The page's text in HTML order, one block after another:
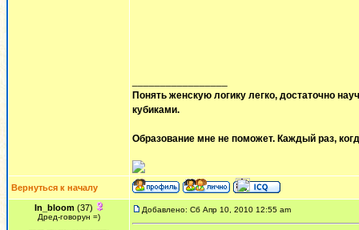
Понять женскую логику легко, достаточно
кубиками.
Образование мне не поможет. Каждый раз,
Вернуться к началу
In_bloom(37)
Дред-говорун =)
Добавлено: Сб Апр 10, 2010 12:55 am